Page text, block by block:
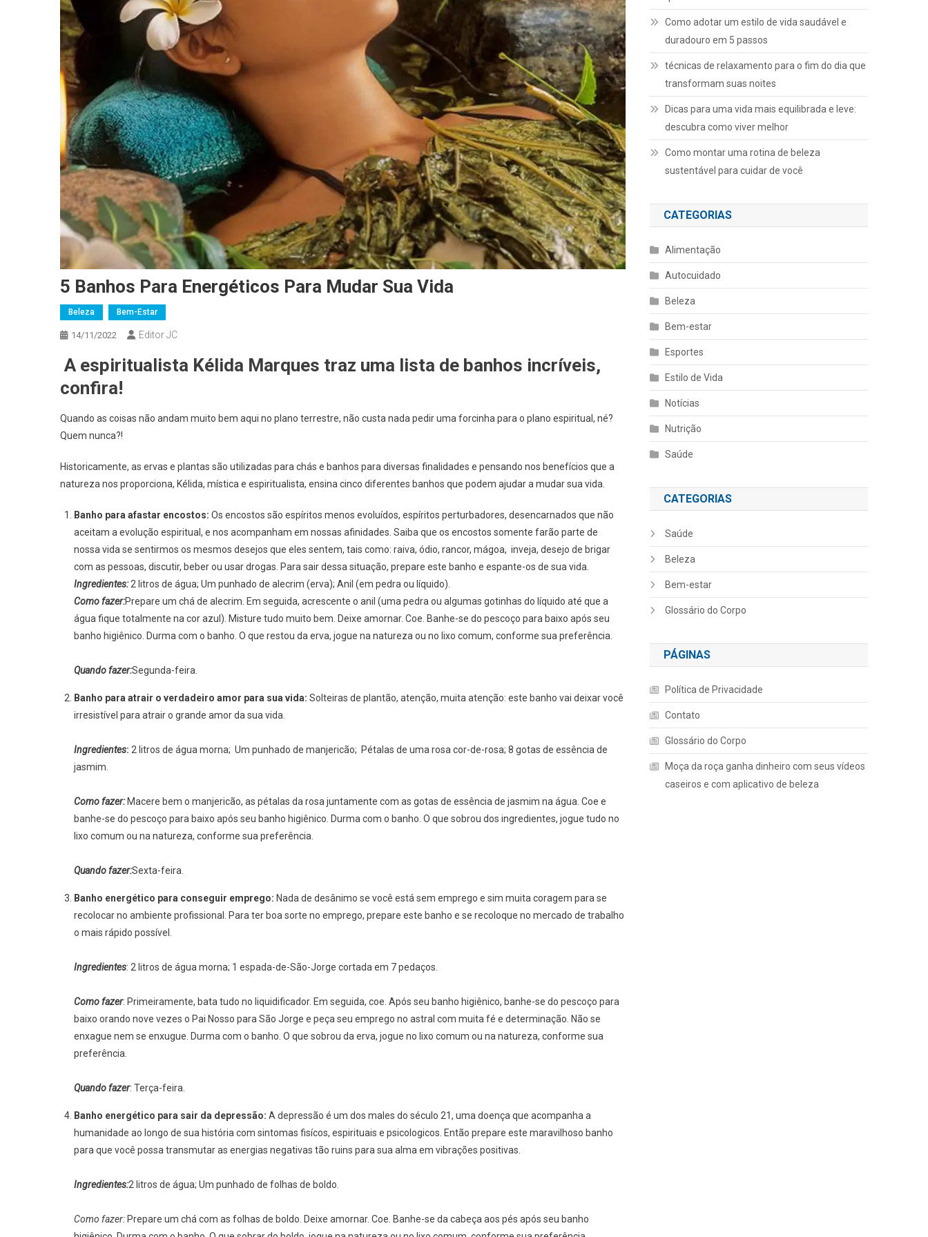
5 Banhos Para Energéticos Para Mudar Sua Vida
Beleza Bem-Estar
14/11/2022 Editor JC
A espiritualista Kélida Marques traz uma lista de banhos incríveis,
confira!
Quando as coisas não andam muito bem aqui no plano terrestre, não custa nada pedir uma forcinha para o plano espiritual, né?
Quem nunca?!
Historicamente, as ervas e plantas são utilizadas para chás e banhos para diversas finalidades e pensando nos benefícios que a
natureza nos proporciona, Kélida, mística e espiritualista, ensina cinco diferentes banhos que podem ajudar a mudar sua vida.
Banho para afastar encostos: Os encostos são espíritos menos evoluídos, espíritos perturbadores, desencarnados que não
aceitam a evolução espiritual, e nos acompanham em nossas afinidades. Saiba que os encostos somente farão parte de
nossa vida se sentirmos os mesmos desejos que eles sentem, tais como: raiva, ódio, rancor, mágoa, inveja, desejo de brigar
com as pessoas, discutir, beber ou usar drogas. Para sair dessa situação, prepare este banho e espante-os de sua vida.
Ingredientes:2 litros de água; Um punhado de alecrim (erva); Anil (em pedra ou líquido).
Como fazer:Prepare um chá de alecrim. Em seguida, acrescente o anil (uma pedra ou algumas gotinhas do líquido até que a
água fique totalmente na cor azul). Misture tudo muito bem. Deixe amornar. Coe. Banhe-se do pescoço para baixo após seu
banho higiênico. Durma com o banho. O que restou da erva, jogue na natureza ou no lixo comum, conforme sua preferência.
Quando fazer:Segunda-feira.
Banho para atrair o verdadeiro amor para sua vida: Solteiras de plantão, atenção, muita atenção: este banho vai deixar você
irresistível para atrair o grande amor da sua vida.
Ingredientes: 2 litros de água morna; Um punhado de manjericão; Pétalas de uma rosa cor-de-rosa; 8 gotas de essência de
jasmim.
Como fazer:Macere bem o manjericão, as pétalas da rosa juntamente com as gotas de essência de jasmim na água. Coe e
banhe-se do pescoço para baixo após seu banho higiênico. Durma com o banho. O que sobrou dos ingredientes, jogue tudo no
lixo comum ou na natureza, conforme sua preferência.
Quando fazer:Sexta-feira.
Banho energético para conseguir emprego: Nada de desânimo se você está sem emprego e sim muita coragem para se
recolocar no ambiente profissional. Para ter boa sorte no emprego, prepare este banho e se recoloque no mercado de trabalho
o mais rápido possível.
Ingredientes: 2 litros de água morna; 1 espada-de-São-Jorge cortada em 7 pedaços.
Como fazer: Primeiramente, bata tudo no liquidificador. Em seguida, coe. Após seu banho higiênico, banhe-se do pescoço para
baixo orando nove vezes o Pai Nosso para São Jorge e peça seu emprego no astral com muita fé e determinação. Não se
enxague nem se enxugue. Durma com o banho. O que sobrou da erva, jogue no lixo comum ou na natureza, conforme sua
preferência.
Quando fazer: Terça-feira.
Banho energético para sair da depressão: A depressão é um dos males do século 21, uma doença que acompanha a
humanidade ao longo de sua história com sintomas fisícos, espirituais e psicologicos. Então prepare este maravilhoso banho
para que você possa transmutar as energias negativas tão ruins para sua alma em vibrações positivas.
Ingredientes:2 litros de água; Um punhado de folhas de boldo.
Como fazer: Prepare um chá com as folhas de boldo. Deixe amornar. Coe. Banhe-se da cabeça aos pés após seu banho
Como adotar um estilo de vida saudável e
duradouro em 5 passos
técnicas de relaxamento para o fim do dia que
transformam suas noites
Dicas para uma vida mais equilibrada e leve:
descubra como viver melhor
Como montar uma rotina de beleza
sustentável para cuidar de você
CATEGORIAS
Alimentação
Autocuidado
Beleza
Bem-estar
Esportes
Estilo de Vida
Notícias
Nutrição
Saúde
CATEGORIAS
Saúde
Beleza
Bem-estar
Glossário do Corpo
PÁGINAS
Política de Privacidade
Contato
Glossário do Corpo
Moça da roça ganha dinheiro com seus vídeos
caseiros e com aplicativo de beleza